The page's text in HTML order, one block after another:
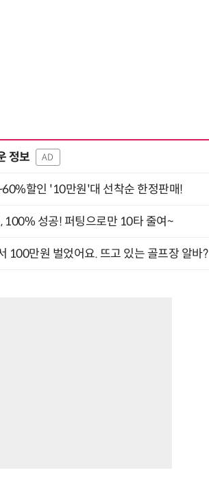
정보 AD
할인 '10만원'대 선착순 한정판매!
성공! 퍼팅으로만 10타 줄여~
100만원 벌었어요. 뜨고 있는 골프장 알바?